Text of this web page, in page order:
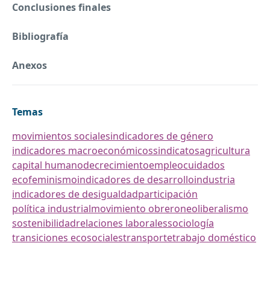
Conclusiones finales
Bibliografía
Anexos
Temas
movimientos socialesindicadores de género
indicadores macroeconómicossindicatosagricultura
capital humanodecrecimientoempleocuidados
ecofeminismoindicadores de desarrolloindustria
indicadores de desigualdadparticipación
política industrialmovimiento obreroneoliberalismo
sostenibilidadrelaciones laboralessociología
transiciones ecosocialestransportetrabajo doméstico